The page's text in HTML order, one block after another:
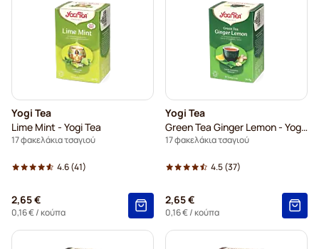
Yogi Tea
Lime Mint - Yogi Tea
17 φακελάκια τσαγιού
4.6(41)
2,65 €
0,16 €/ κούπα
Yogi Tea
Green Tea Ginger Lemon - Yogi Tea
17 φακελάκια τσαγιού
4.5(37)
2,65 €
0,16 €/ κούπα